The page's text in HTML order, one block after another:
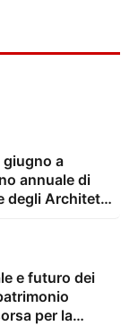
giugno a
annuale di
degli Architetti
e futuro dei
per la